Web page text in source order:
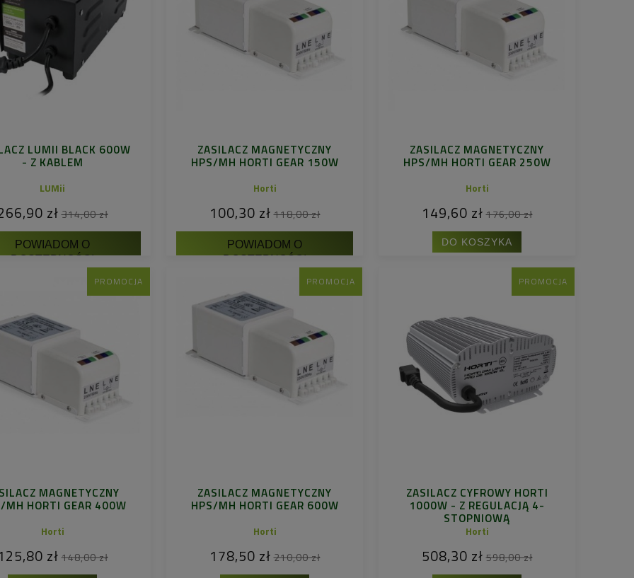
LUMII BLACK 600W
- Z KABLEM
LUMii
zł 314,00 zł
POWIADOM O
DOSTĘPNOŚCI
ZASILACZ MAGNETYCZNY
HPS/MH HORTI GEAR 150W
Horti
100,30 zł 118,00 zł
POWIADOM O
DOSTĘPNOŚCI
ZASILACZ MAGNETYCZNY
HPS/MH HORTI GEAR 250W
Horti
149,60 zł 176,00 zł
DO KOSZYKA
MAGNETYCZNY
MH HORTI GEAR 400W
Horti
zł 148,00 zł
PROMOCJA
ZASILACZ MAGNETYCZNY
HPS/MH HORTI GEAR 600W
Horti
178,50 zł 210,00 zł
PROMOCJA
ZASILACZ CYFROWY HORTI
1000W - Z REGULACJĄ 4-
STOPNIOWĄ
Horti
508,30 zł 598,00 zł
PROMOCJA